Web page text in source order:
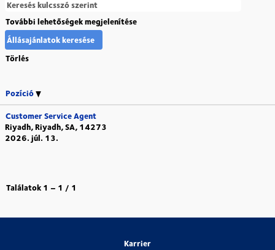
További lehetőségek megjelenítése
Törlés
Pozíció
Customer Service Agent
Riyadh, Riyadh, SA, 14273
2026. júl. 13.
Találatok 1 – 1 / 1
Karrier